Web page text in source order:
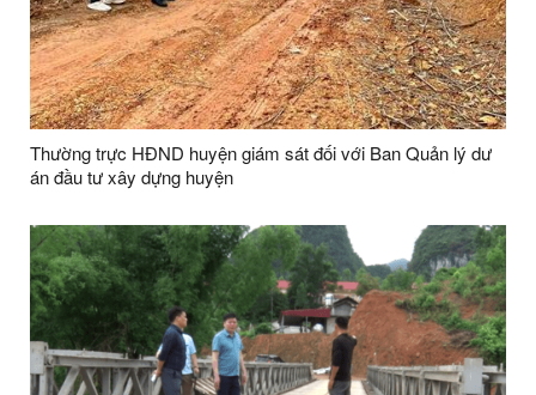
Thường trực HĐND huyện giám sát đối với Ban Quản lý dư
án đầu tư xây dựng huyện